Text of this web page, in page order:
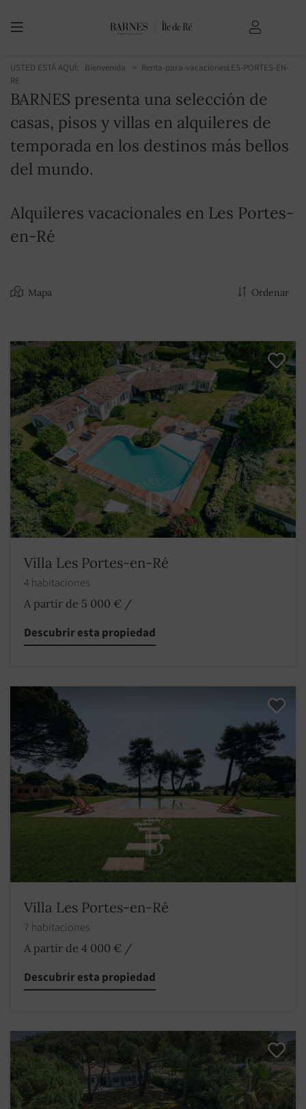
USTED ESTÁ AQUÍ: Bienvenida Renta-para-vacacionesLES-PORTES-EN-
RE
BARNES presenta una selección de
casas, pisos y villas en alquileres de
temporada en los destinos más bellos
del mundo.
Alquileres vacacionales en Les Portes-
en-Ré
Mapa Ordenar
Villa Les Portes-en-Ré
4 habitaciones
A partir de 5 000 € /
Descubrir esta propiedad
Villa Les Portes-en-Ré
7 habitaciones
A partir de 4 000 € /
Descubrir esta propiedad